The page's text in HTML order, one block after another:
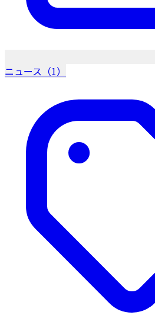
ニュース（1）